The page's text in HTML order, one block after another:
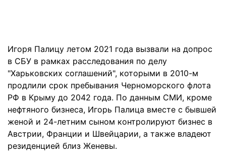
Игоря Палицу летом 2021 года вызвали на допрос
в СБУ в рамках расследования по делу
"Харьковских соглашений", которыми в 2010-м
продлили срок пребывания Черноморского флота
РФ в Крыму до 2042 года. По данным СМИ, кроме
нефтяного бизнеса, Игорь Палица вместе с бывшей
женой и 24-летним сыном контролируют бизнес в
Австрии, Франции и Швейцарии, а также владеют
резиденцией близ Женевы.